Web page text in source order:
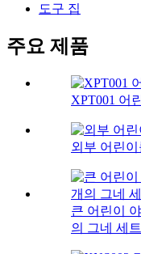
도구 집
주요 제품
XPT001 어
외부 어린이
큰 어린이
의 그네 세트